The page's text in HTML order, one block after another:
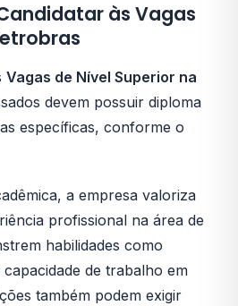
às Vagas
Vagas de Nível Superior na
devem possuir diploma
específicas, conforme o
a empresa valoriza
profissional na área de
habilidades como
de trabalho em
também podem exigir